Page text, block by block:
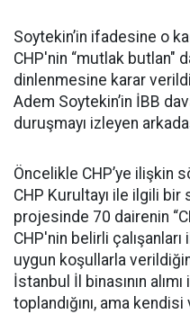
Soytekin’in ifadesine o
CHP'nin “mutlak butlan"
dinlenmesine karar
Adem Soytekin’in İBB
duruşmayı izleyen
Öncelikle CHP’ye ilişkin
CHP Kurultayı ile ilgili bir
projesinde 70 dairenin
CHP'nin belirli çalışanları
uygun koşullarla
İstanbul İl binasının
toplandığını, ama